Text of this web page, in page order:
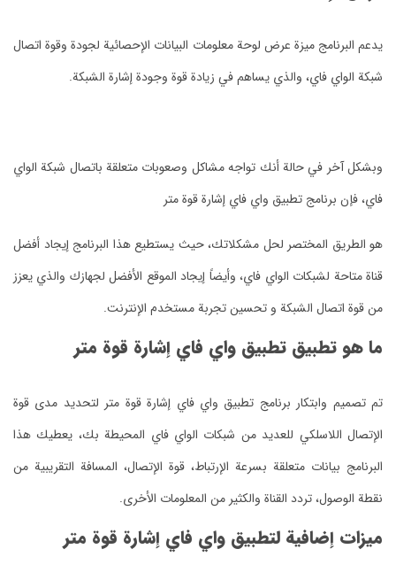
يدعم البرنامج ميزة عرض لوحة معلومات البيانات الإحصائية لجودة وقوة اتصال
شبكة الواي فاي، والذي يساهم في زيادة قوة وجودة إشارة الشبكة.
وبشكل آخر في حالة أنك تواجه مشاكل وصعوبات متعلقة باتصال شبكة الواي
فاي، فإن برنامج تطبيق واي فاي إشارة قوة متر
هو الطريق المختصر لحل مشكلاتك، حيث يستطيع هذا البرنامج إيجاد أفضل
قناة متاحة لشبكات الواي فاي، وأيضاً إيجاد الموقع الأفضل لجهازك والذي يعزز
من قوة اتصال الشبكة و تحسين تجربة مستخدم الإنترنت.
ما هو تطبيق تطبيق واي فاي إشارة قوة متر
تم تصميم وابتكار برنامج تطبيق واي فاي إشارة قوة متر لتحديد مدى قوة
الإتصال اللاسلكي للعديد من شبكات الواي فاي المحيطة بك، يعطيك هذا
البرنامج بيانات متعلقة بسرعة الإرتباط، قوة الإتصال، المسافة التقريبية من
نقطة الوصول، تردد القناة والكثير من المعلومات الأخرى.
ميزات إضافية لتطبيق واي فاي إشارة قوة متر